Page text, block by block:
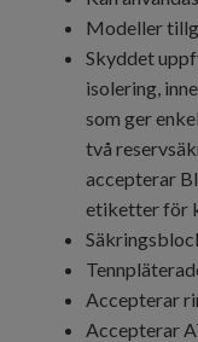
Modeller
Skyddet
isolering,
som ger
två
accepterar
etiketter för
Accepterar
Accepterar